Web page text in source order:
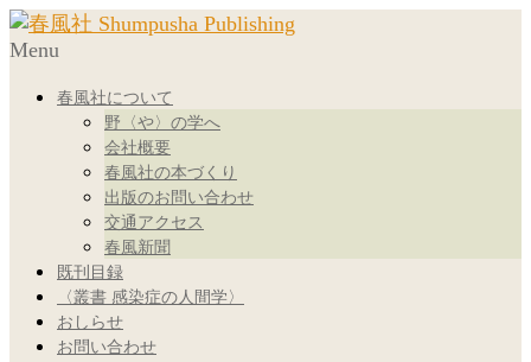
Menu
春風社について
野〈や〉の学へ
会社概要
春風社の本づくり
出版のお問い合わせ
交通アクセス
春風新聞
既刊目録
〈叢書 感染症の人間学〉
おしらせ
お問い合わせ